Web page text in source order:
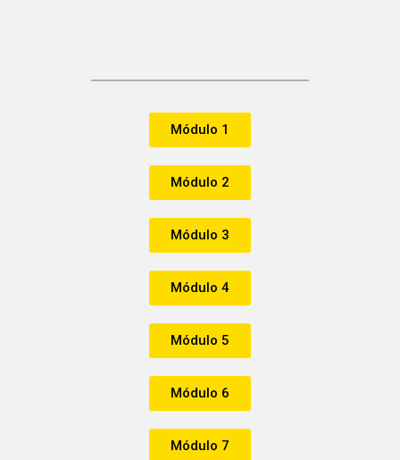
Módulo 1
Módulo 2
Módulo 3
Módulo 4
Módulo 5
Módulo 6
Módulo 7